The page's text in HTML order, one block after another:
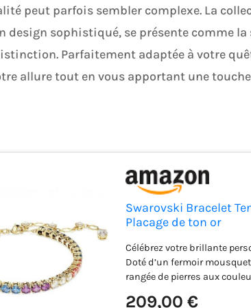
peut parfois sembler complexe. La
design sophistiqué, se présente comme
Parfaitement adaptée à votre
allure tout en vous apportant une
Swarovski Bracelet
Placage de ton or
Célébrez votre brillante
Doté d’un fermoir
rangée de pierres aux
peut à l’envie être associé à
209,00 €